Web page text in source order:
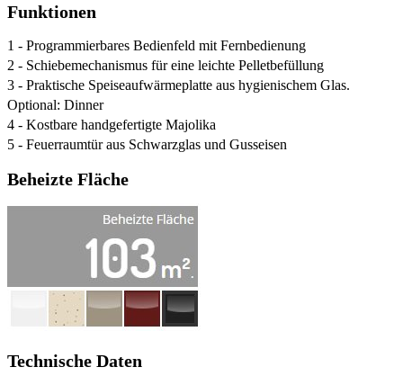
Funktionen
1 - Programmierbares Bedienfeld mit Fernbedienung
2 - Schiebemechanismus für eine leichte Pelletbefüllung
3 - Praktische Speiseaufwärmeplatte aus hygienischem Glas.
Optional: Dinner
4 - Kostbare handgefertigte Majolika
5 - Feuerraumtür aus Schwarzglas und Gusseisen
Beheizte Fläche
Technische Daten